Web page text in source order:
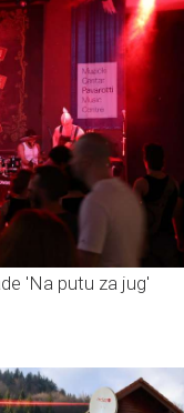
'Na putu za jug'